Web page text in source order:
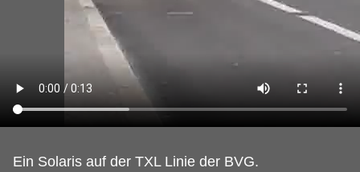
Ein Solaris auf der TXL Linie der BVG.